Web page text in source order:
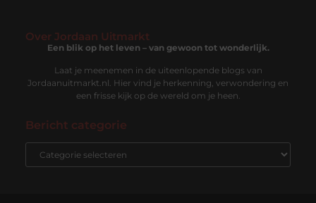
Over Jordaan Uitmarkt
Een blik op het leven – van gewoon tot wonderlijk.
Laat je meenemen in de uiteenlopende blogs van
Jordaanuitmarkt.nl. Hier vind je herkenning, verwondering en
een frisse kijk op de wereld om je heen.
Bericht categorie